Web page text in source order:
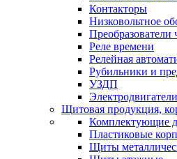
Контакторы
Низковольтное
Преобразователи
Реле времени
Релейная
Рубильники и
УЗДП
Электродвигатели
Щитовая продукция,
Комплектующие
Пластиковые
Щиты